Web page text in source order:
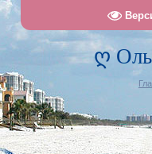
ღ